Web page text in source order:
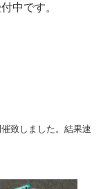
中です。
致しました。結果速